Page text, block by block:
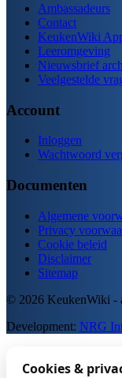
Ambassadeurs
Contact
KeukenWiki
Leeromgeving
Nieuwsbrief
Veelgestelde
Account
Inloggen
Wachtwoord
Documenten
Algemene
Privacy
Cookie beleid
Disclaimer
Sitemap
© 2026 KeukenWiki -
Development: NRG
Cookies &